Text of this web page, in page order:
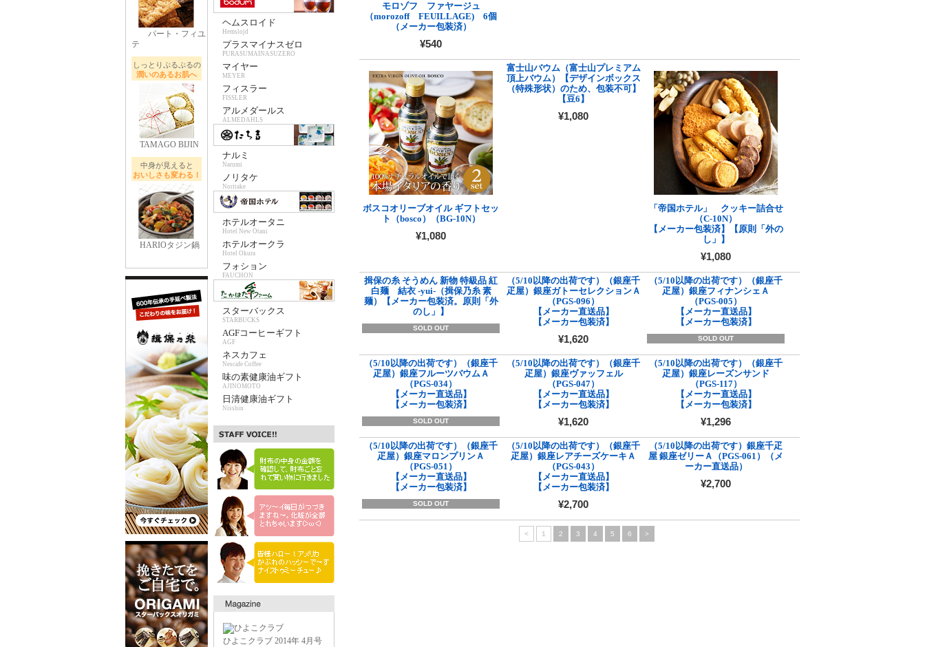
パート・フィユ
テ
しっとりぷるぷるの
潤いのあるお肌へ
TAMAGO BIJIN
中身が見えると
おいしさも変わる！
HARIOタジン鍋
ヘムスロイド
Hemslojd
プラスマイナスゼロ
PURASUMAINASUZERO
マイヤー
MEYER
フィスラー
FISSLER
アルメダールス
ALMEDAHLS
ナルミ
Narumi
ノリタケ
Noritake
ホテルオータニ
Hotel New Otani
ホテルオークラ
Hotel Okura
フォション
FAUCHON
スターバックス
STARBUCKS
AGFコーヒーギフト
AGF
ネスカフェ
Nescafe Coffee
味の素健康油ギフト
AJINOMOTO
日清健康油ギフト
Nisshin
ひよこクラブ 2014年 4月号
モロゾフ ファヤージュ
（morozoff FEUILLAGE) 6個
（メーカー包装済）
¥540
ボスコオリーブオイル ギフトセッ
ト（bosco）（BG-10N）
¥1,080
富士山バウム（富士山プレミアム
頂上バウム）【デザインボックス
（特殊形状）のため、包装不可】
【豆6】
¥1,080
「帝国ホテル」 クッキー詰合せ
（C-10N）
【メーカー包装済】【原則「外の
し」】
¥1,080
揖保の糸 そうめん 新物 特級品 紅
白麺 結衣 -yui-（揖保乃糸 素
麺）【メーカー包装済。原則「外
のし」】
SOLD OUT
（5/10以降の出荷です）（銀座千
疋屋）銀座ガトーセレクションＡ
（PGS-096）
【メーカー直送品】
【メーカー包装済】
¥1,620
（5/10以降の出荷です）（銀座千
疋屋）銀座フィナンシェＡ
（PGS-005）
【メーカー直送品】
【メーカー包装済】
SOLD OUT
（5/10以降の出荷です）（銀座千
疋屋）銀座フルーツバウムＡ
（PGS-034）
【メーカー直送品】
【メーカー包装済】
SOLD OUT
（5/10以降の出荷です）（銀座千
疋屋）銀座ヴァッフェル
（PGS-047）
【メーカー直送品】
【メーカー包装済】
¥1,620
（5/10以降の出荷です）（銀座千
疋屋）銀座レーズンサンド
（PGS-117）
【メーカー直送品】
【メーカー包装済】
¥1,296
（5/10以降の出荷です）（銀座千
疋屋）銀座マロンプリンＡ
（PGS-051）
【メーカー直送品】
【メーカー包装済】
SOLD OUT
（5/10以降の出荷です）（銀座千
疋屋）銀座レアチーズケーキＡ
（PGS-043）
【メーカー直送品】
【メーカー包装済】
¥2,700
（5/10以降の出荷です）銀座千疋
屋 銀座ゼリーＡ（PGS-061）（メ
ーカー直送品）
¥2,700
< 1 2 3 4 5 6 >